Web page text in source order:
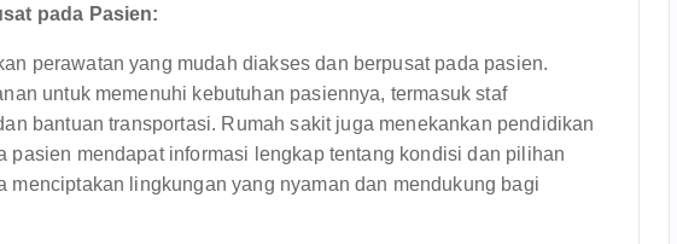
pada Pasien:
perawatan yang mudah diakses dan berpusat pada pasien.
untuk memenuhi kebutuhan pasiennya, termasuk staf
bantuan transportasi. Rumah sakit juga menekankan pendidikan
pasien mendapat informasi lengkap tentang kondisi dan pilihan
menciptakan lingkungan yang nyaman dan mendukung bagi